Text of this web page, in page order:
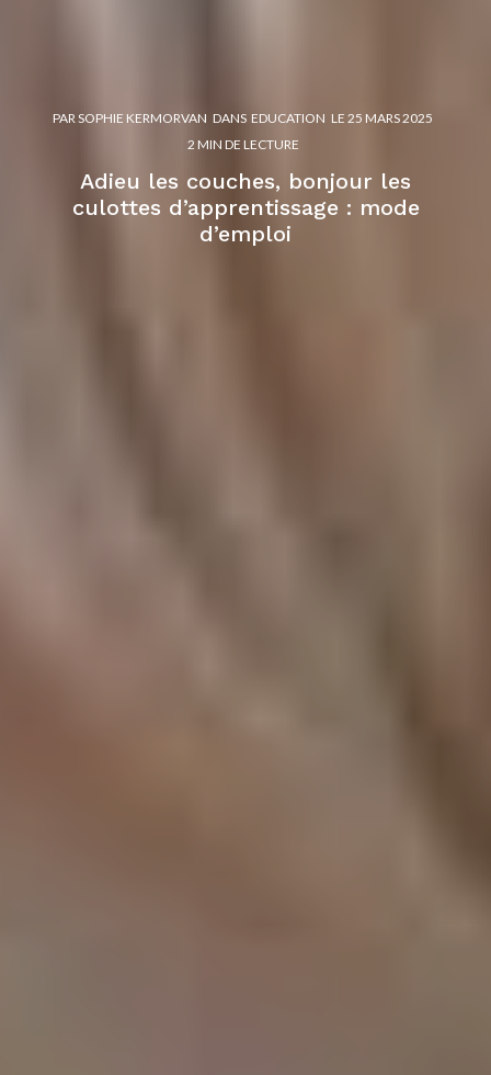
PAR SOPHIE KERMORVAN DANS EDUCATION LE 25 MARS 2025
2 MIN DE LECTURE
Adieu les couches, bonjour les
culottes d’apprentissage : mode
d’emploi